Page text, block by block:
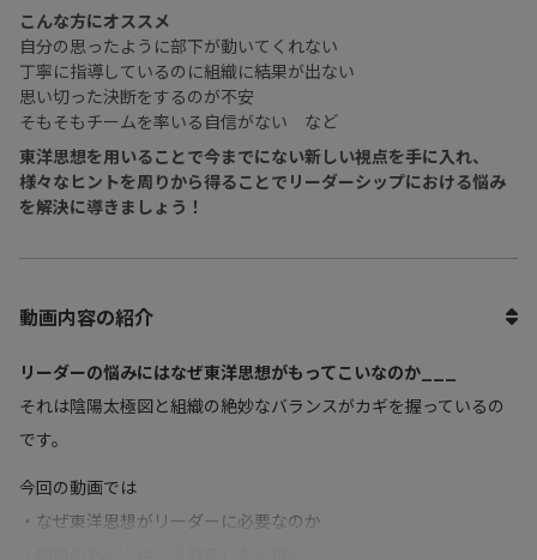
こんな方にオススメ
自分の思ったように部下が動いてくれない
丁寧に指導しているのに組織に結果が出ない
思い切った決断をするのが不安
そもそもチームを率いる自信がない など
東洋思想を用いることで今までにない新しい視点を手に入れ、
様々なヒントを周りから得ることでリーダーシップにおける悩み
を解決に導きましょう！
動画内容の紹介
リーダーの悩みにはなぜ東洋思想がもってこいなのか___
それは陰陽太極図と組織の絶妙なバランスがカギを握っているの
です。
今回の動画では
・なぜ東洋思想がリーダーに必要なのか